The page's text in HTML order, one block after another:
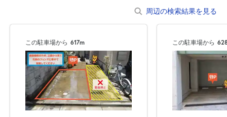
周辺の検索結果を見る
この駐車場から 617m この駐車場から